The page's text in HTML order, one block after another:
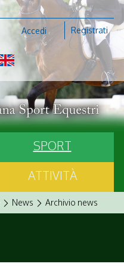
Accedi Registrati
SPORT
ATTIVITÀ
News Archivio news